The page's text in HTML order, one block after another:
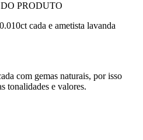
PRODUTO
cada e ametista lavanda
com gemas naturais, por isso
tonalidades e valores.